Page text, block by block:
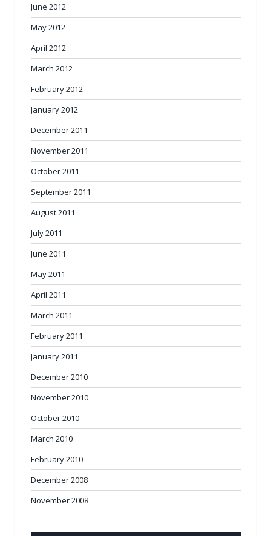
June 2012
May 2012
April 2012
March 2012
February 2012
January 2012
December 2011
November 2011
October 2011
September 2011
August 2011
July 2011
June 2011
May 2011
April 2011
March 2011
February 2011
January 2011
December 2010
November 2010
October 2010
March 2010
February 2010
December 2008
November 2008